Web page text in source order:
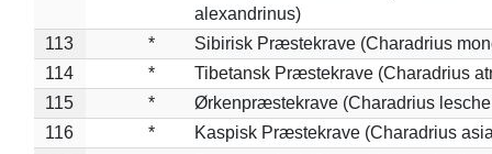
alexandrinus)
113
*
Sibirisk Præstekrave (Charadrius
114
*
Tibetansk Præstekrave (Charadrius
115
*
Ørkenpræstekrave (Charadrius
116
*
Kaspisk Præstekrave (Charadrius